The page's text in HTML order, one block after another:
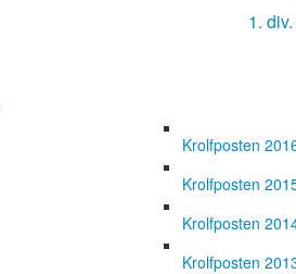
1.
Krolfposten
Krolfposten
Krolfposten
Krolfposten